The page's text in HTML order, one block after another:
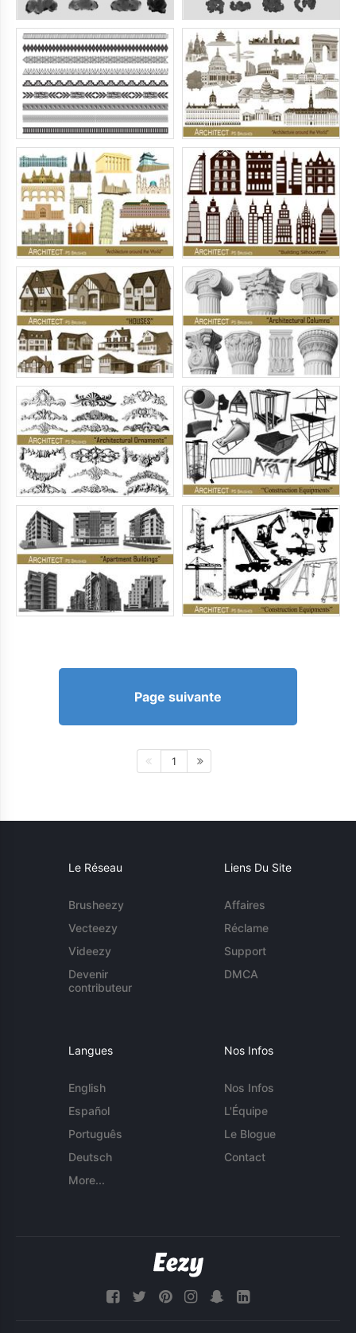
Page suivante
1
Le Réseau
Brusheezy
Vecteezy
Videezy
Devenir
contributeur
Liens Du Site
Affaires
Réclame
Support
DMCA
Langues
English
Español
Português
Deutsch
More...
Nos Infos
Nos Infos
L'Équipe
Le Blogue
Contact